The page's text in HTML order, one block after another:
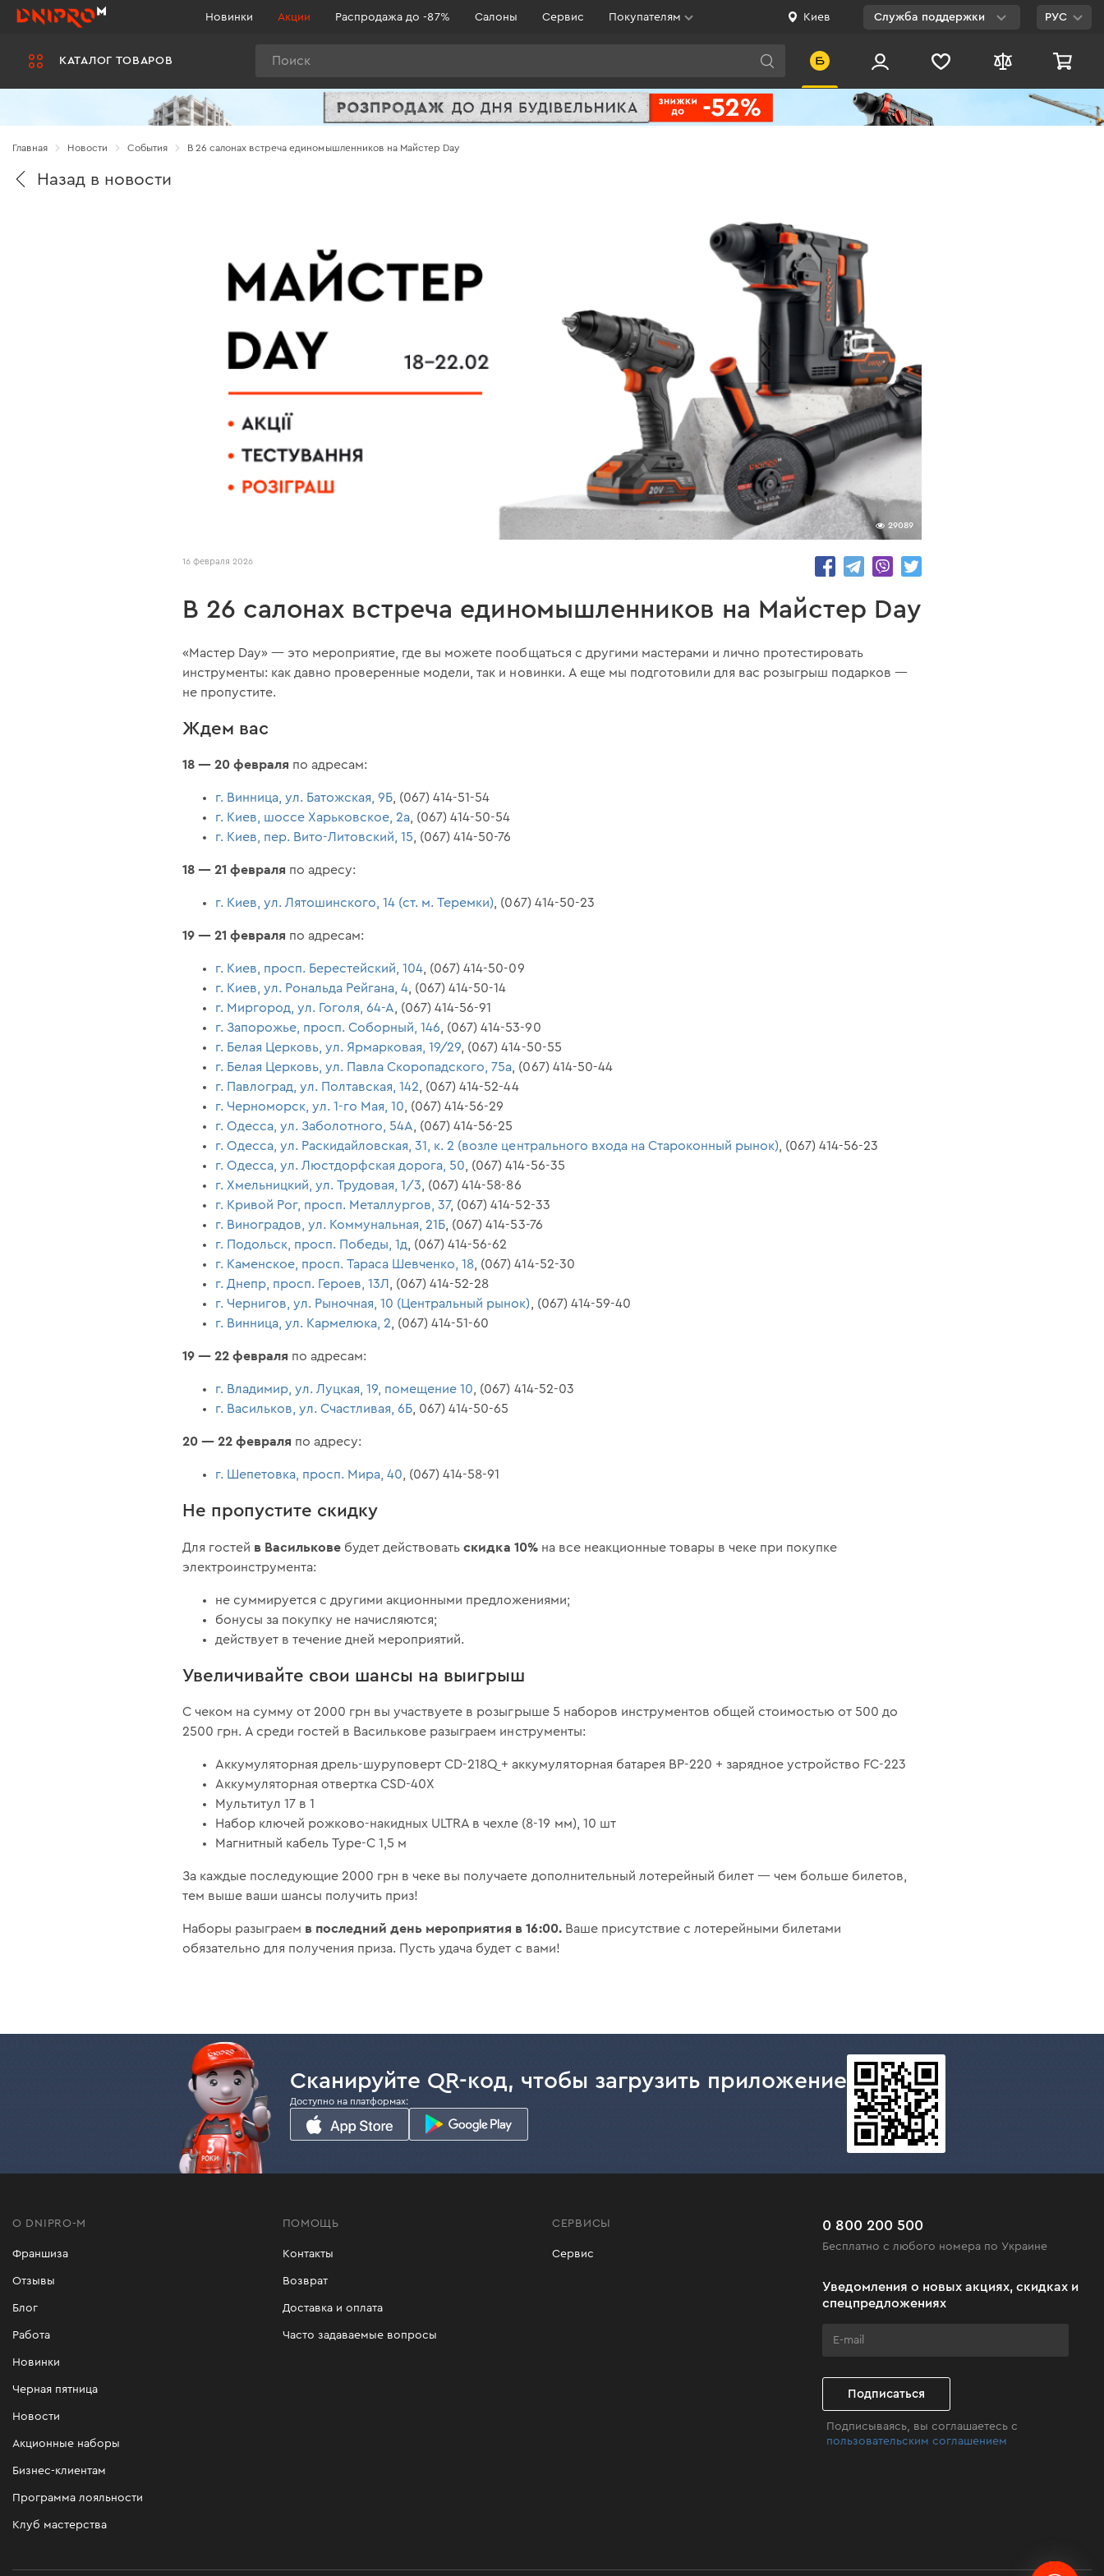
КАТАЛОГ ТОВАРОВ
Новинки Акции Распродажа до -87% Салоны Сервис Покупателям Киев Служба поддержки РУС
Главная Новости Cобытия В 26 салонах встреча единомышленников на Майстер Day
Назад в новости
29089
16 февраля 2026
В 26 салонах встреча единомышленников на Майстер Day
«Мастер Day» — это мероприятие, где вы можете пообщаться с другими мастерами и лично протестировать
инструменты: как давно проверенные модели, так и новинки. А еще мы подготовили для вас розыгрыш подарков —
не пропустите.
Ждем вас
18 — 20 февраля по адресам:
г. Винница, ул. Батожская, 9Б , (067) 414-51-54
г. Киев, шоссе Харьковское, 2а , (067) 414-50-54
г. Киев, пер. Вито-Литовский, 15 , (067) 414-50-76
18 — 21 февраля по адресу:
г. Киев, ул. Лятошинского, 14 (ст. м. Теремки) , (067) 414-50-23
19 — 21 февраля по адресам:
г. Киев, просп. Берестейский, 104 , (067) 414-50-09
г. Киев, ул. Рональда Рейгана, 4 , (067) 414-50-14
г. Миргород, ул. Гоголя, 64-А , (067) 414-56-91
г. Запорожье, просп. Соборный, 146 , (067) 414-53-90
г. Белая Церковь, ул. Ярмарковая, 19/29 , (067) 414-50-55
г. Белая Церковь, ул. Павла Скоропадского, 75а , (067) 414-50-44
г. Павлоград, ул. Полтавская, 142 , (067) 414-52-44
г. Черноморск, ул. 1-го Мая, 10 , (067) 414-56-29
г. Одесса, ул. Заболотного, 54А , (067) 414-56-25
г. Одесса, ул. Раскидайловская, 31, к. 2 (возле центрального входа на Староконный рынок) , (067) 414-56-23
г. Одесса, ул. Люстдорфская дорога, 50 , (067) 414-56-35
г. Хмельницкий, ул. Трудовая, 1/3 , (067) 414-58-86
г. Кривой Рог, просп. Металлургов, 37, (067) 414-52-33
г. Виноградов, ул. Коммунальная, 21Б , (067) 414-53-76
г. Подольск, просп. Победы, 1д , (067) 414-56-62
г. Каменское, просп. Тараса Шевченко, 18 , (067) 414-52-30
г. Днепр, просп. Героев, 13Л
, (067) 414-52-28
г. Чернигов, ул. Рыночная, 10 (Центральный рынок) , (067) 414-59-40
г. Винница, ул. Кармелюка, 2 , (067) 414-51-60
19 — 22 февраля по адресам:
г. Владимир, ул. Луцкая, 19, помещение 10 , (067) 414-52-03
г. Васильков, ул. Счастливая, 6Б , 067) 414-50-65
20 — 22 февраля по адресу:
г. Шепетовка, просп. Мира, 40 , (067) 414-58-91
Не пропустите скидку
Для гостей в Василькове будет действоватьскидка 10%на все неакционные товары в чеке при покупке
электроинструмента:
не суммируется с другими акционными предложениями;
бонусы за покупку не начисляются;
действует в течение дней мероприятий.
Увеличивайте свои шансы на выигрыш
С чеком на сумму от 2000 грн вы участвуете в розыгрыше 5 наборов инструментов общей стоимостью от 500 до
2500 грн. А среди гостей в Василькове разыграем инструменты:
Аккумуляторная дрель-шуруповерт CD-218Q + аккумуляторная батарея BP-220 + зарядное устройство FC-223
Аккумуляторная отвертка CSD-40X
Мультитул 17 в 1
Набор ключей рожково-накидных ULTRA в чехле (8-19 мм), 10 шт
Магнитный кабель Type-C 1,5 м
За каждые последующие 2000 грн в чеке вы получаете дополнительный лотерейный билет — чем больше билетов,
тем выше ваши шансы получить приз!
Наборы разыграем в последний день мероприятия в 16:00.Ваше присутствие с лотерейными билетами
обязательно для получения приза. Пусть удача будет с вами!
Сканируйте QR-код, чтобы загрузить приложение
Доступно на платформах:
О DNIPRO-M
Франшиза
Отзывы
Блог
Работа
Новинки
Черная пятница
Новости
Акционные наборы
Бизнес-клиентам
Программа лояльности
Клуб мастерства
ПОМОЩЬ
Контакты
Возврат
Доставка и оплата
Часто задаваемые вопросы
СЕРВИСЫ
Сервис
0 800 200 500
Бесплатно с любого номера по Украине
Уведомления о новых акциях, скидках и
спецпредложениях
Подписаться
Подписываясь, вы соглашаетесь с
пользовательским соглашением